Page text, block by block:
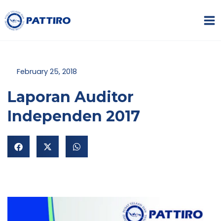
ke
konten
February 25, 2018
Laporan Auditor
Independen 2017